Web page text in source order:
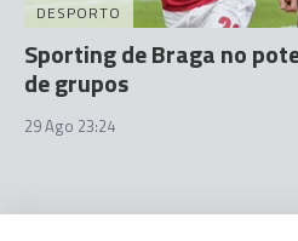
DESPORTO
Sporting de Braga no
de grupos
29 Ago 23:24